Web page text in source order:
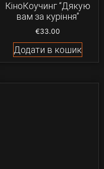
КіноКоучинг “Дякую
вам за куріння”
€33.00
Додати в кошик